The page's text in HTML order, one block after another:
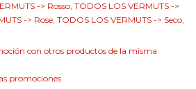
-> Rosso, TODOS LOS VERMUTS ->
-> Rose, TODOS LOS VERMUTS -> Seco,
con otros productos de la misma
promociones